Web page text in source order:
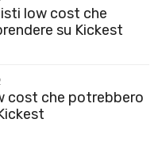
low cost che
su Kickest
cost che potrebbero